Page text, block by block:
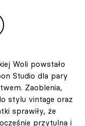
Woli powstało
Studio dla pary
Zaoblenia,
stylu vintage oraz
sprawiły, że
przytulna i